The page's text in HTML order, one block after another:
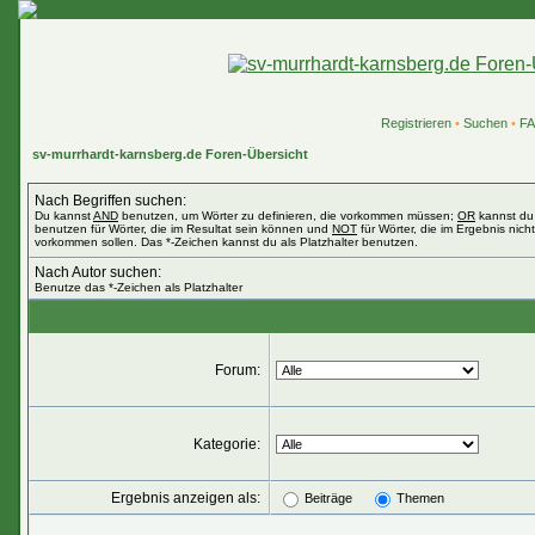
Registrieren• Suchen•
sv-murrhardt-karnsberg.de Foren-Übersicht
Nach Begriffen suchen:
Du kannstAND benutzen, um Wörter zu definieren, die vorkommen müssen; OR kannst du
benutzen für Wörter, die im Resultat sein können und NOT für Wörter, die im Ergebnis nicht
vorkommen sollen. Das *-Zeichen kannst du als Platzhalter benutzen.
Nach Autor suchen:
Benutze das *-Zeichen als Platzhalter
Forum:
Kategorie:
Ergebnis anzeigen als: Beiträge Themen